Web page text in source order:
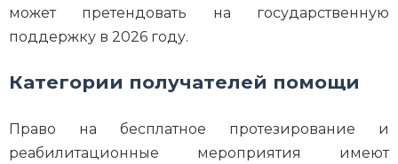
может претендовать на государственную
поддержку в 2026 году.
Категории получателей помощи
Право на бесплатное протезирование и
реабилитационные мероприятия имеют